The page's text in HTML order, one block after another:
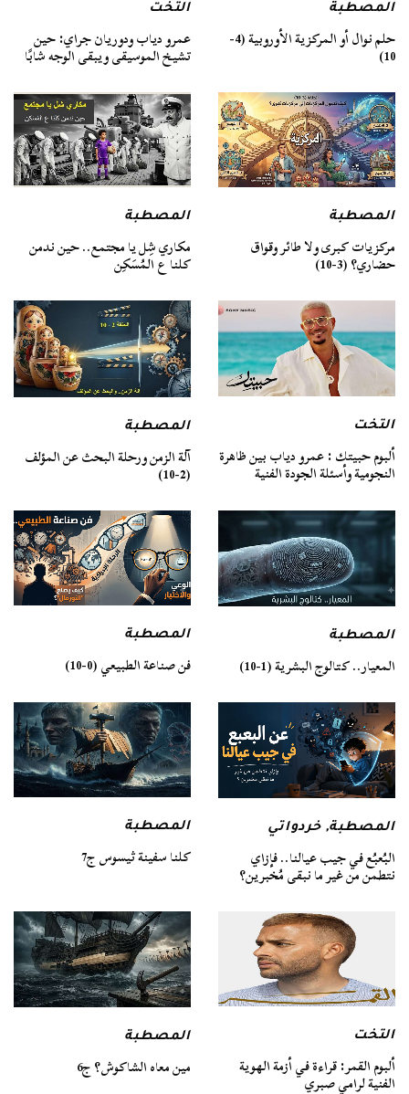
المصطبة
حلم نوال أو المركزية الأوروبية (4-
10)
التخت
عمرو دياب ودوريان جراي: حين
تشيخ الموسيقى ويبقى الوجه شابًا
المصطبة
مركزيات كبرى ولا طائر وقواق
حضاري؟ (3-10)
المصطبة
مكاري شِل يا مجتمع.. حين ندمن
كلنا ع المُسَكِن
التخت
ألبوم حبيتك : عمرو دياب بين ظاهرة
النجومية وأسئلة الجودة الفنية
المصطبة
آلة الزمن ورحلة البحث عن المؤلف
(2-10)
المصطبة
المعيار.. كتالوج البشرية (1-10)
المصطبة
فن صناعة الطبيعي (0-10)
المصطبة,خردواتي
البُعبُع في جيب عيالنا.. فإزاي
نتطمن من غير ما نبقى مُخبرين؟
المصطبة
كلنا سفينة ثيسوس ج7
التخت
ألبوم القمر: قراءة في أزمة الهوية
الفنية لرامي صبري
المصطبة
مين معاه الشاكوش؟ ج6